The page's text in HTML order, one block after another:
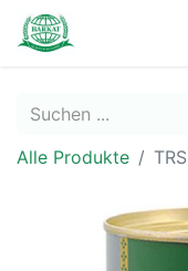
Alle Produkte